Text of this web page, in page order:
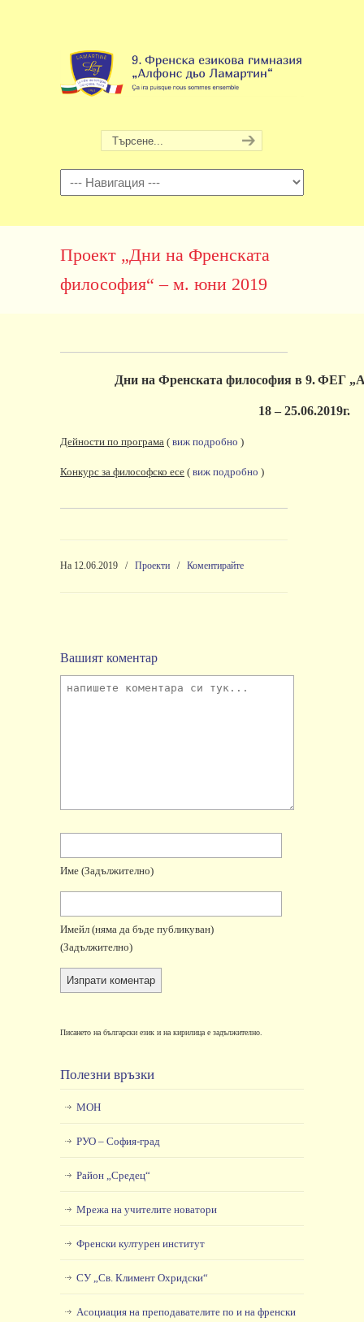
Навигация
Проект „Дни на Френската
философия“ – м. юни 2019
Дни на Френската философия в 9. ФЕГ
18 – 25.06.2019г.
Дейности по програма ( виж подробно )
Конкурс за философско есе ( виж подробно )
На 12.06.2019 / Проекти / Коментирайте
Вашият коментар
Име (задължително)
Имейл (няма да бъде публикуван)
(задължително)
Писането на български език и на кирилица е задължително.
Полезни връзки
МОН
РУО – София-град
Район „Средец“
Мрежа на учителите новатори
Френски културен институт
СУ „Св. Климент Охридски“
Асоциация на преподавателите по и на френски